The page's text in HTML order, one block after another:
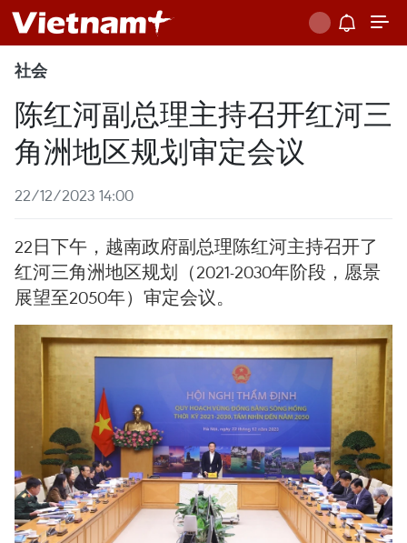
社会
陈红河副总理主持召开红河三
角洲地区规划审定会议
22/12/2023 14:00
22日下午，越南政府副总理陈红河主持召开了
红河三角洲地区规划（2021-2030年阶段，愿景
展望至2050年）审定会议。